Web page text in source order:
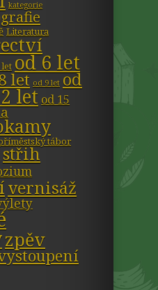
kategorie
Literatura
od 6 let
let od 9 let od
let od 15
tábor
střih
vernisáž
zpěv